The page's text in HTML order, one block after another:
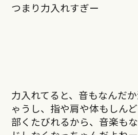
つまり力入れすぎー
力入れてると、音もなんだ
ゃうし、指や肩や体もしん
部くたびれるから、音楽も